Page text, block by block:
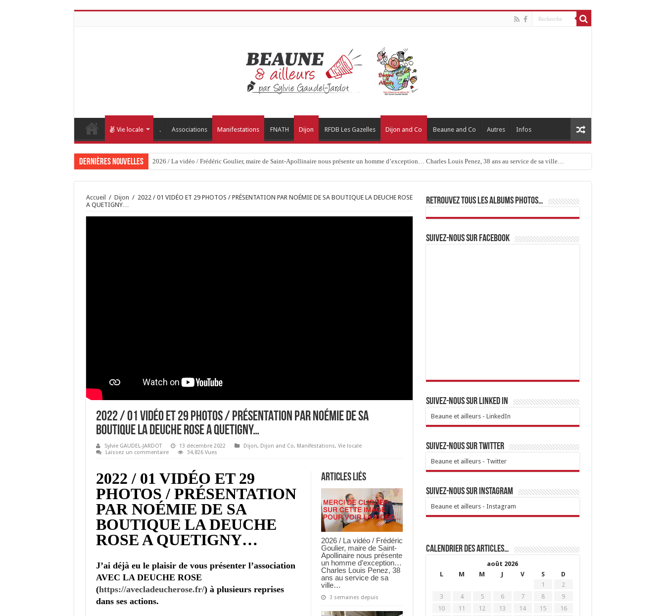
Vie locale . Associations Manifestations FNATH Dijon RFDB Les Gazelles Dijon and Co Beaune and Co Autres Infos
Dernières nouvelles 2026 / La vidéo / Frédéric Goulier, maire de Saint-Apollinaire nous présente un homme d’exception… Charles Louis Penez, 38 ans au service de sa ville…
Accueil / Dijon / 2022 / 01 VIDÉO ET 29 PHOTOS / PRÉSENTATION PAR NOÉMIE DE SA BOUTIQUE LA DEUCHE ROSE
A QUETIGNY…
2022 / 01 VIDÉO ET 29 PHOTOS / PRÉSENTATION PAR NOÉMIE DE SA
BOUTIQUE LA DEUCHE ROSE A QUETIGNY…
Sylvie GAUDEL-JARDOT 13 décembre 2022 Dijon, Dijon and Co, Manifestations, Vie locale
Laissez un commentaire
34,826 Vues
Articles Liés
2026 / La vidéo / Frédéric
Goulier, maire de Saint-
Apollinaire nous présente
un homme d’exception…
Charles Louis Penez, 38
ans au service de sa
ville…
3 semaines depuis
2022 / 01 VIDÉO ET 29
PHOTOS / PRÉSENTATION
PAR NOÉMIE DE SA
BOUTIQUE LA DEUCHE
ROSE A QUETIGNY…
J’ai déjà eu le plaisir de vous présenter l’association
AVEC LA DEUCHE ROSE
(https://avecladeucherose.fr/) à plusieurs reprises
dans ses actions.
Retrouvez tous les albums photos…
Suivez-nous sur Facebook
Suivez-nous sur linked IN
Beaune et ailleurs - LinkedIn
Suivez-nous sur Twitter
Beaune et ailleurs - Twitter
Suivez-nous sur Instagram
Beaune et ailleurs - Instagram
Calendrier des articles…
août 2026
L
M M J V S
D
1
2
3
4 5 6 7 8
9
10
11 12 13 14 15
16